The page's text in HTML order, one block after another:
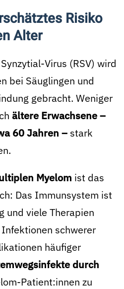
Risiko
Alter
Virus (RSV) wird
bei Säuglingen und
gebracht. Weniger
ältere Erwachsene –
60 Jahren – stark
Myelom ist das
Das Immunsystem ist
und viele Therapien
schwerer
häufiger
durch
Patient:innen zu